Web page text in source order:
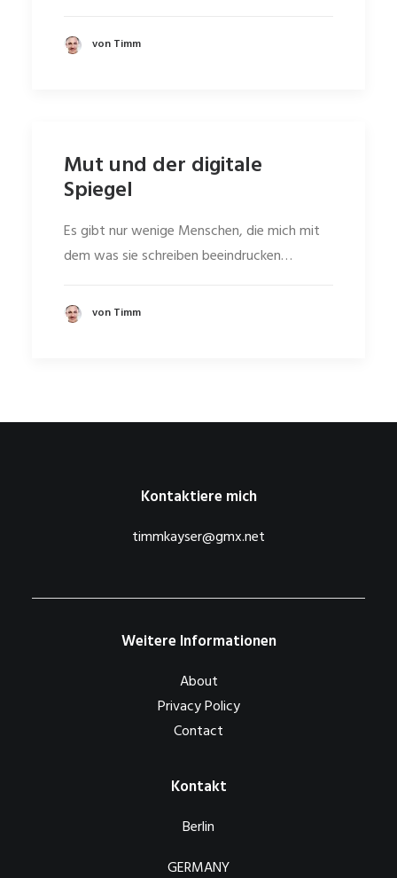
von Timm
Mut und der digitale
Spiegel
Es gibt nur wenige Menschen, die mich mit
dem was sie schreiben beeindrucken…
von Timm
Kontaktiere mich
timmkayser@gmx.net
Weitere Informationen
About
Privacy Policy
Contact
Kontakt
Berlin
GERMANY